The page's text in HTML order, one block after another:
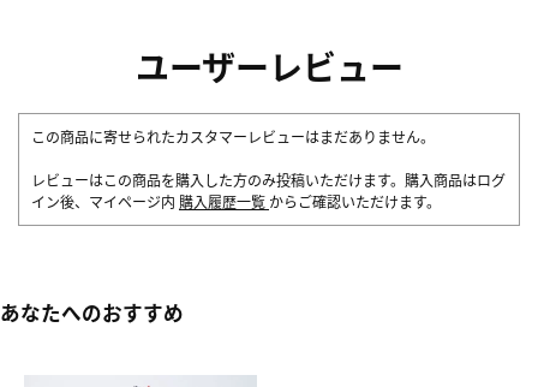
ユーザーレビュー
この商品に寄せられたカスタマーレビューはまだありません。
レビューはこの商品を購入した方のみ投稿いただけます。購入商品はログ
イン後、マイページ内 購入履歴一覧 からご確認いただけます。
あなたへのおすすめ